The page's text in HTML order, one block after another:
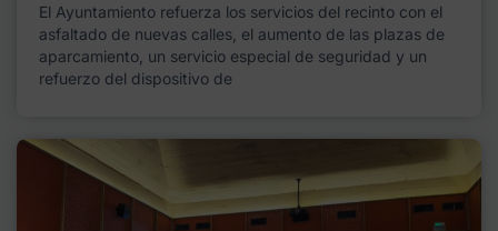
El Ayuntamiento refuerza los servicios del recinto con el
asfaltado de nuevas calles, el aumento de las plazas de
aparcamiento, un servicio especial de seguridad y un
refuerzo del dispositivo de